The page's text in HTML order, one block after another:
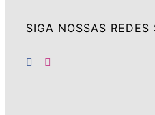
SIGA NOSSAS REDES